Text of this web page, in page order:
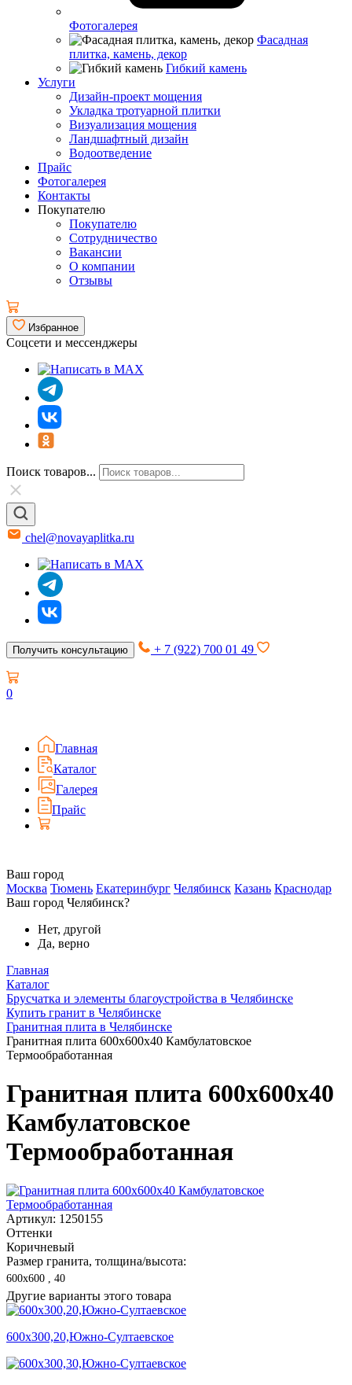
Фотогалерея
Фасадная
плитка, камень, декор
Гибкий камень
Услуги
Дизайн-проект мощения
Укладка тротуарной плитки
Визуализация мощения
Ландшафтный дизайн
Водоотведение
Прайс
Фотогалерея
Контакты
Покупателю
Покупателю
Сотрудничество
Вакансии
О компании
Отзывы
Избранное
Соцсети и мессенджеры
Поиск товаров...
chel@novayaplitka.ru
Получить консультацию + 7 (922) 700 01 49
0
Главная
Каталог
Галерея
Прайс
Ваш город
Москва Тюмень Екатеринбург Челябинск Казань Краснодар
Ваш город Челябинск?
Нет, другой
Да, верно
Главная
Каталог
Брусчатка и элементы благоустройства в Челябинске
Купить гранит в Челябинске
Гранитная плита в Челябинске
Гранитная плита 600х600x40 Камбулатовское
Термообработанная
Гранитная плита 600х600x40
Камбулатовское
Термообработанная
Артикул: 1250155
Оттенки
Коричневый
Размер гранита, толщина/высота:
600х600 , 40
Другие варианты этого товара
600х300,20,Южно-Султаевское